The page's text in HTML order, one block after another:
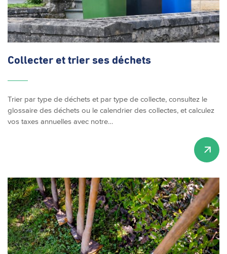
Collecter et trier ses déchets
Trier par type de déchets et par type de collecte, consultez le
glossaire des déchets ou le calendrier des collectes, et calculez
vos taxes annuelles avec notre…